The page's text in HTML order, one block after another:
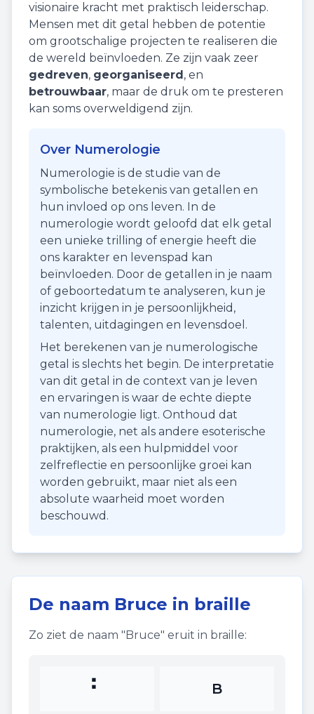
visionaire kracht met praktisch leiderschap.
Mensen met dit getal hebben de potentie
om grootschalige projecten te realiseren die
de wereld beïnvloeden. Ze zijn vaak zeer
gedreven, georganiseerd, en
betrouwbaar, maar de druk om te presteren
kan soms overweldigend zijn.
Over Numerologie
Numerologie is de studie van de
symbolische betekenis van getallen en
hun invloed op ons leven. In de
numerologie wordt geloofd dat elk getal
een unieke trilling of energie heeft die
ons karakter en levenspad kan
beïnvloeden. Door de getallen in je naam
of geboortedatum te analyseren, kun je
inzicht krijgen in je persoonlijkheid,
talenten, uitdagingen en levensdoel.
Het berekenen van je numerologische
getal is slechts het begin. De interpretatie
van dit getal in de context van je leven
en ervaringen is waar de echte diepte
van numerologie ligt. Onthoud dat
numerologie, net als andere esoterische
praktijken, als een hulpmiddel voor
zelfreflectie en persoonlijke groei kan
worden gebruikt, maar niet als een
absolute waarheid moet worden
beschouwd.
De naam Bruce in braille
Zo ziet de naam "Bruce" eruit in braille:
⠃ B